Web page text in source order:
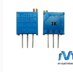
+100